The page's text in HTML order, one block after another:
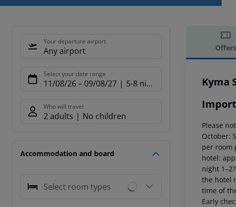
Your departure airport
Any airport
Select your date range
11/08/26– 09/08/27 5-8 nights
Who will travel
2 adults No children
Accommodation and board
Select room types
Offers
Kyma
Please
October:
per room
hotel:
night
the hotel
time of
Early